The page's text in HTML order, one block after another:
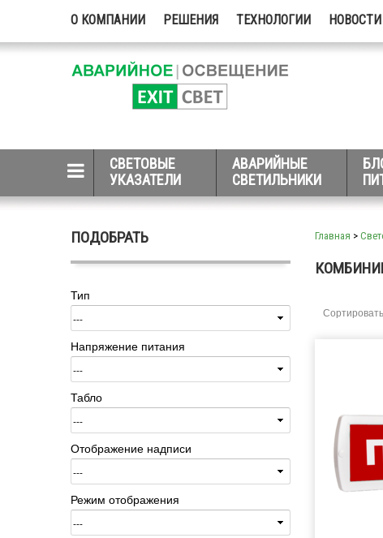
О КОМПАНИИ РЕШЕНИЯ ТЕХНОЛОГИИ НОВОСТИ
СВЕТОВЫЕ
УКАЗАТЕЛИ
АВАРИЙНЫЕ
СВЕТИЛЬНИКИ
ПОДОБРАТЬ
Тип
Напряжение питания
Табло
Отображение надписи
Режим отображения
Главная >
Сортировать